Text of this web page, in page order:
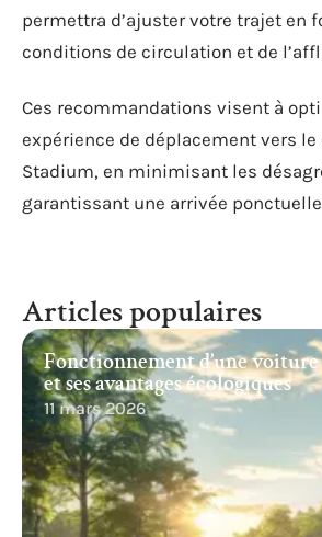
permettra d’ajuster votre trajet en
conditions de circulation et de
Ces recommandations visent à
expérience de déplacement vers le
Stadium, en minimisant les
garantissant une arrivée
Articles populaires
Fonctionnement d’une
et ses avantages écologiques
11 mars 2026